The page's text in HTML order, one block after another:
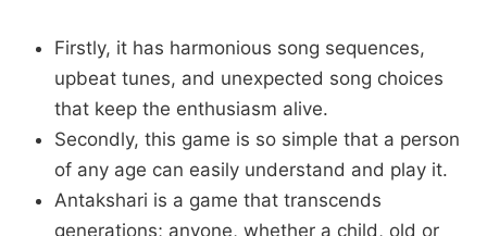
Firstly, it has harmonious song sequences,
upbeat tunes, and unexpected song choices
that keep the enthusiasm alive.
Secondly, this game is so simple that a person
of any age can easily understand and play it.
Antakshari is a game that transcends
generations; anyone, whether a child, old or